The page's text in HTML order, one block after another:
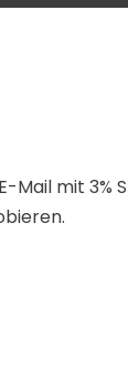
Mail mit 3%